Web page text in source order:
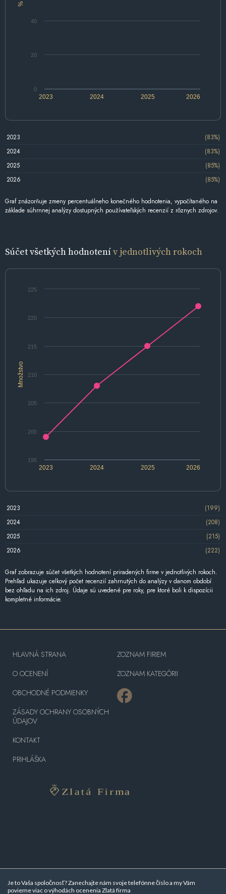
%
2024 2026
2023 2025
0
20
40
2023
(83%)
2024
(83%)
2025
(85%)
2026
(85%)
Graf znázorňuje zmeny percentuálneho konečného hodnotenia, vypočítaného na
základe súhrnnej analýzy dostupných používateľských recenzií z rôznych zdrojov.
Súčet všetkých hodnotenív jednotlivých rokoch
Množstvo
2024 2026
2023 2025
195
200
205
210
215
220
225
2023
(199)
2024
(208)
2025
(215)
2026
(222)
Graf zobrazuje súčet všetkých hodnotení priradených firme v jednotlivých rokoch.
Prehľad ukazuje celkový počet recenzií zahrnutých do analýzy v danom období
bez ohľadu na ich zdroj. Údaje sú uvedené pre roky, pre ktoré boli k dispozícii
kompletné informácie.
Je to Vaša spoločnosť? Zanechajte nám svoje telefónne číslo a my Vám
povieme viac ovýhodách ocenenia Zlatá firma
HLAVNÁ STRANA
O OCENENÍ
OBCHODNÉ PODMIENKY
ZÁSADY OCHRANY OSOBNÝCH
ÚDAJOV
KONTAKT
PRIHLÁŠKA
ZOZNAM FIRIEM
ZOZNAM KATEGÓRII